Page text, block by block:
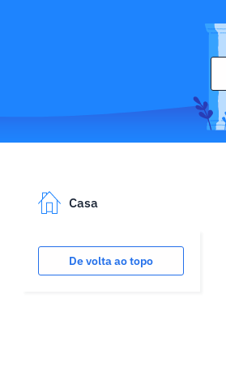
Casa
De volta ao topo